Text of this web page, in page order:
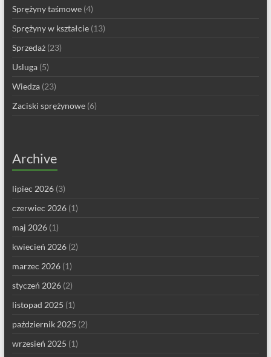
Sprężyny taśmowe(4)
Sprężyny w kształcie(13)
Sprzedaż(23)
Usluga(5)
Wiedza(23)
Zaciski sprężynowe(6)
Archive
lipiec 2026(3)
czerwiec 2026(1)
maj 2026(1)
kwiecień 2026(2)
marzec 2026(1)
styczeń 2026(2)
listopad 2025 (1)
październik 2025 (2)
wrzesień 2025 (1)